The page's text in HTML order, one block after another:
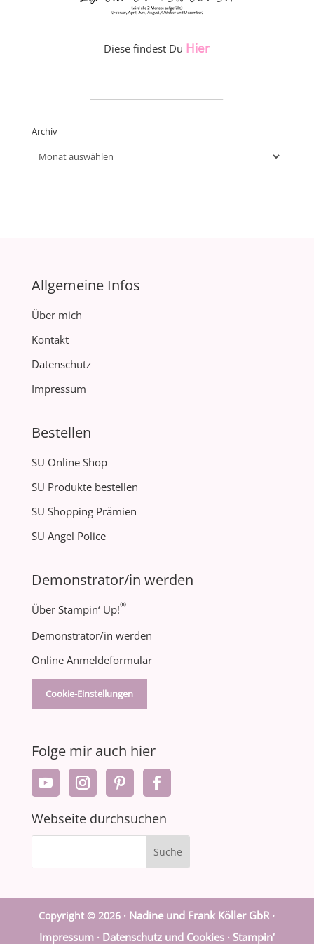
Diese findest Du Hier
Archiv
Archiv
Allgemeine Infos
Über mich
Kontakt
Datenschutz
Impressum
Bestellen
SU Online Shop
SU Produkte bestellen
SU Shopping Prämien
SU Angel Police
Demonstrator/in werden
Über Stampin‘ Up!®
Demonstrator/in werden
Online Anmeldeformular
Cookie-Einstellungen
Folge mir auch hier
Webseite durchsuchen
Copyright © 2026 · Nadine und Frank Köller GbR ·
Impressum· Datenschutz und Cookies· Stampin‘